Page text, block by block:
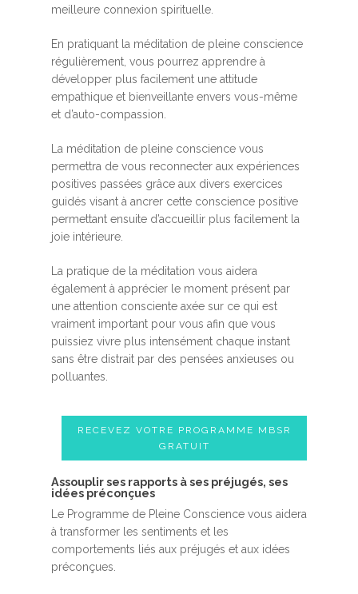
meilleure connexion spirituelle.
En pratiquant la méditation de pleine conscience
régulièrement, vous pourrez apprendre à
développer plus facilement une attitude
empathique et bienveillante envers vous-même
et d’auto-compassion.
La méditation de pleine conscience vous
permettra de vous reconnecter aux expériences
positives passées grâce aux divers exercices
guidés visant à ancrer cette conscience positive
permettant ensuite d’accueillir plus facilement la
joie intérieure.
La pratique de la méditation vous aidera
également à apprécier le moment présent par
une attention consciente axée sur ce qui est
vraiment important pour vous afin que vous
puissiez vivre plus intensément chaque instant
sans être distrait par des pensées anxieuses ou
polluantes.
RECEVEZ VOTRE PROGRAMME MBSR
GRATUIT
Assouplir ses rapports à ses préjugés, ses
idées préconçues
Le Programme de Pleine Conscience vous aidera
à transformer les sentiments et les
comportements liés aux préjugés et aux idées
préconçues.